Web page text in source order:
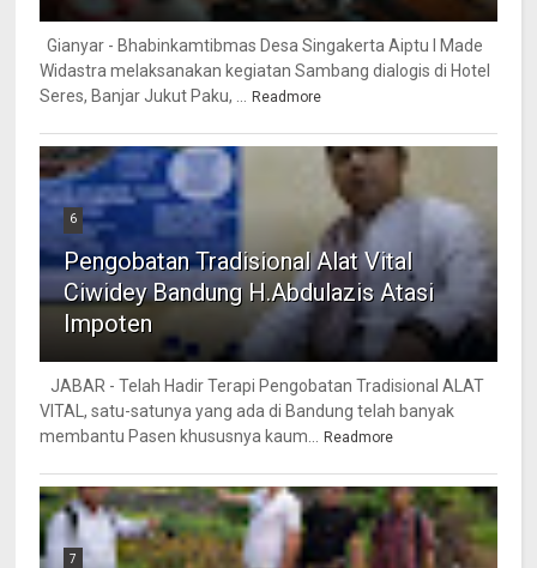
Gianyar - Bhabinkamtibmas Desa Singakerta Aiptu I Made
Widastra melaksanakan kegiatan Sambang dialogis di Hotel
Seres, Banjar Jukut Paku, ...
Readmore
6
Pengobatan Tradisional Alat Vital
Ciwidey Bandung H.Abdulazis Atasi
Impoten
JABAR - Telah Hadir Terapi Pengobatan Tradisional ALAT
VITAL, satu-satunya yang ada di Bandung telah banyak
membantu Pasen khususnya kaum...
Readmore
7